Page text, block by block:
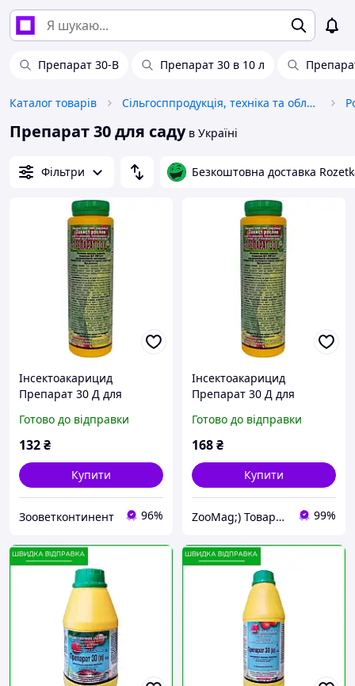
Препарат 30-В Препарат 30 в 10 л
Каталог товарів Сільгосппродукція, техніка та обладнання
Препарат 30 для садув Україні
Фільтри Безкоштовна доставка
Інсектоакарицид
Препарат 30 Д для
Готово до відправки
132₴
Купити
Зооветконтинент 96%
Інсектоакарицид
Препарат 30 Д для
Готово до відправки
168₴
Купити
ZooMag;) Товари для тварин 99%